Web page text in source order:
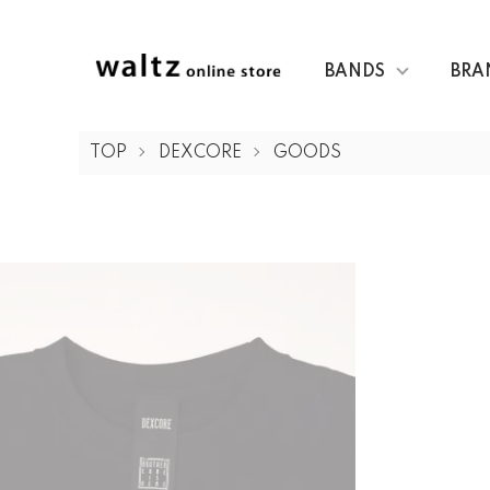
BANDS
TOP DEXCORE GOODS